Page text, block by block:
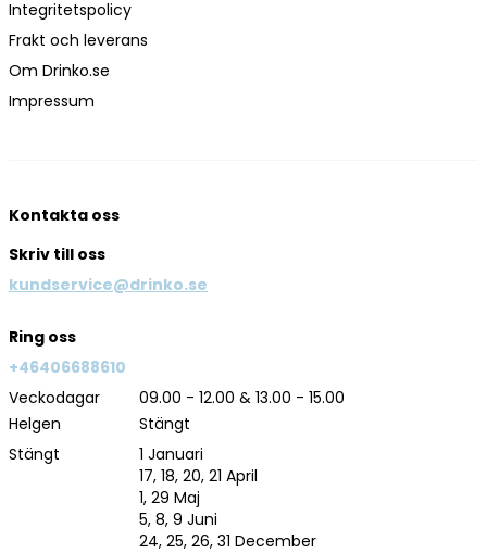
Integritetspolicy
Frakt och leverans
Om Drinko.se
Impressum
Kontakta oss
Skriv till oss
kundservice@drinko.se
Ring oss
+46406688610
Veckodagar
09.00 - 12.00 & 13.00 - 15.00
Helgen
Stängt
Stängt
1 Januari
17, 18, 20, 21 April
1, 29 Maj
5, 8, 9 Juni
24, 25, 26, 31 December